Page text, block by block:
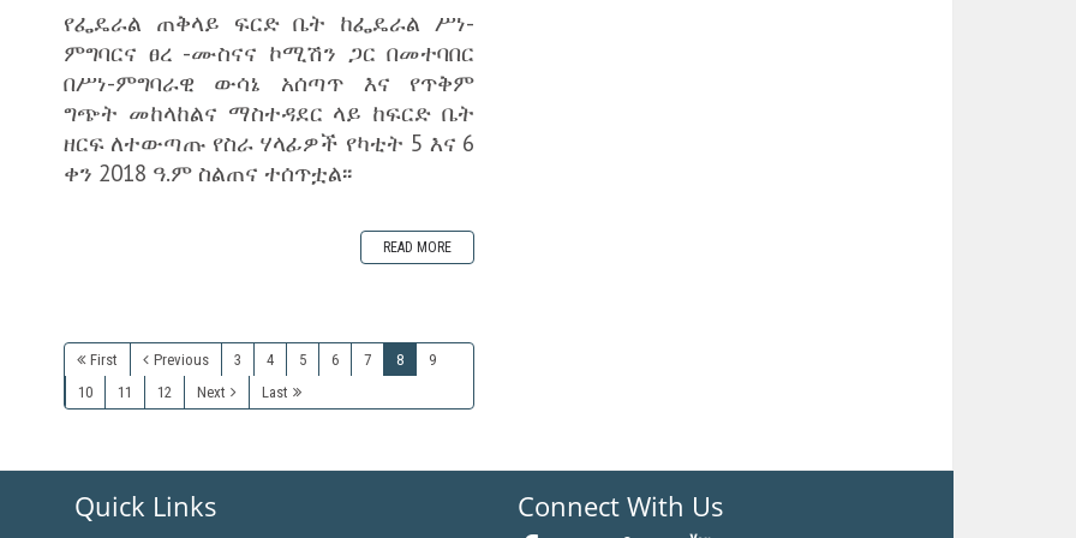
የፌዴራል ጠቅላይ ፍርድ ቤት ከፌዴራል ሥነ-
ምግባርና ፀረ -ሙስናና ኮሚሽን ጋር በመተባበር
በሥነ-ምግባራዊ ውሳኔ አሰጣጥ እና የጥቅም
ግጭት መከላከልና ማስተዳደር ላይ ከፍርድ ቤት
ዘርፍ ለተውጣጡ የስራ ሃላፊዎች የካቲት 5 እና 6
ቀን 2018 ዓ.ም ስልጠና ተሰጥቷል፡፡
READ MORE
First Previous 3 4 5 6 7 8
9
10
11 12 Next Last
Quick Links Connect With Us